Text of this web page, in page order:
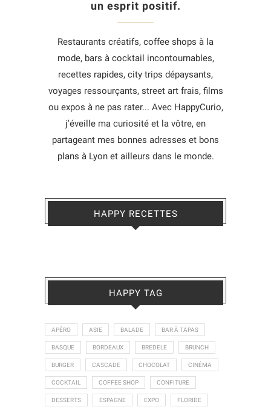
un esprit positif.
Restaurants créatifs, coffee shops à la
mode, bars à cocktail incontournables,
recettes rapides, city trips dépaysants,
voyages ressourçants, street art frais, films
ou expos à ne pas rater... Avec HappyCurio,
j'éveille ma curiosité et la vôtre, en
partageant mes bonnes adresses et bons
plans à Lyon et ailleurs dans le monde.
HAPPY RECETTES
HAPPY TAG
APÉRO ASIE BALADE BAR À TAPAS
BASQUE BORDEAUX BREDELE BRUNCH
BURGER CASCADE CHOCOLAT CINÉMA
COCKTAIL COFFEE SHOP CONFITURE
DESSERTS ESPAGNE EXPO FLORIDE